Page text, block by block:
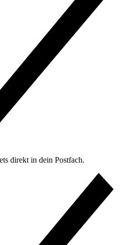
direkt in dein Postfach.